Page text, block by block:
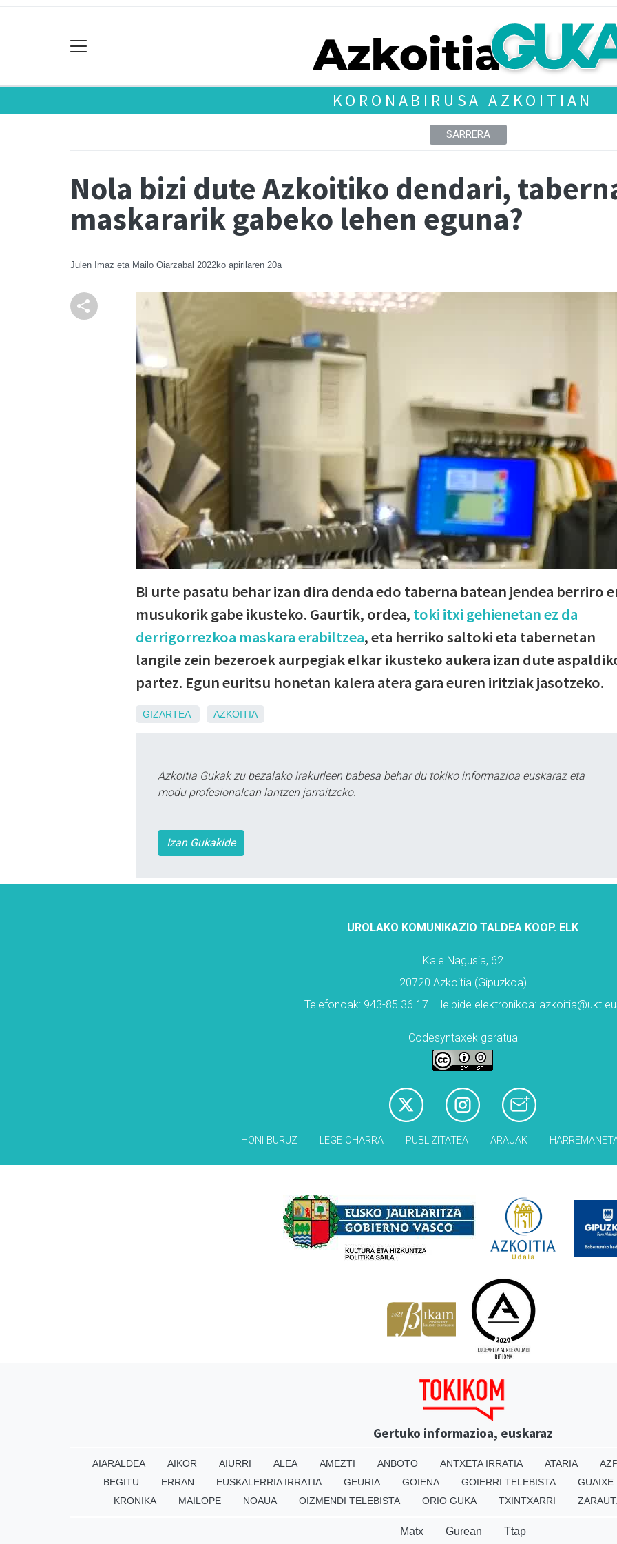
KORONABIRUSA AZKOITIAN
SARRERA
Nola bizi dute Azkoitiko dendari,
maskararik gabeko lehen eguna?
Julen Imaz eta Mailo Oiarzabal 2022ko apirilaren 20a
Bi urte pasatu behar izan dira denda edo taberna batean jendea berriro
musukorik gabe ikusteko. Gaurtik, ordea, toki itxi gehienetan ez da
derrigorrezkoa maskara erabiltzea, eta herriko saltoki eta tabernetan
langile zein bezeroek aurpegiak elkar ikusteko aukera izan dute
partez. Egun euritsu honetan kalera atera gara euren iritziak jasotzeko.
GIZARTEA AZKOITIA
Azkoitia Gukak zu bezalako irakurleen babesa behar du tokiko informazioa euskaraz eta
modu profesionalean lantzen jarraitzeko.
Izan Gukakide
UROLAKO KOMUNIKAZIO TALDEA KOOP. ELK
Kale Nagusia, 62
20720 Azkoitia (Gipuzkoa)
Telefonoak: 943-85 36 17 | Helbide elektronikoa:
Codesyntaxek garatua
HONI BURUZ LEGE OHARRA PUBLIZITATEA ARAUAK
Gertuko informazioa, euskaraz
AIARALDEA AIKOR AIURRI ALEA AMEZTI ANBOTO ANTXETA IRRATIA ATARIA
BEGITU
ERRAN EUSKALERRIA IRRATIA GEURIA GOIENA GOIERRI TELEBISTA
GUAIXE
KRONIKA
MAILOPE NOAUA OIZMENDI TELEBISTA ORIO GUKA TXINTXARRI
Matx Gurean Ttap